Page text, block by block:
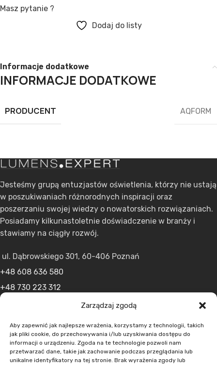
Zarządzaj zgodą
Aby zapewnić jak najlepsze wrażenia, korzystamy z technologii, takich
jak pliki cookie, do przechowywania i/lub uzyskiwania dostępu do
informacji o urządzeniu. Zgoda na te technologie pozwoli nam
przetwarzać dane, takie jak zachowanie podczas przeglądania lub
unikalne identyfikatory na tej stronie. Brak wyrażenia zgody lub
Masz pytanie ?
Dodaj do listy
Informacje dodatkowe
INFORMACJE DODATKOWE
PRODUCENT AQFORM
Jesteśmy grupą entuzjastów oświetlenia, którzy nie ustają
w poszukiwaniach różnorodnych inspiracji oraz
poszerzaniu swojej wiedzy o nowatorskich rozwiązaniach.
Posiadamy kilkunastoletnie doświadczenie w branży i
stawiamy na ciągły rozwój.
ul. Dąbrowskiego 301, 60-406 Poznań
+48 608 636 580
+48 730 223 312